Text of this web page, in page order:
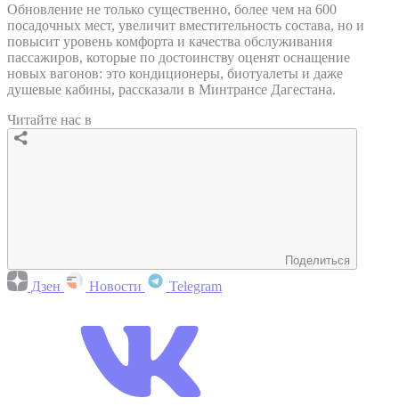
Обновление не только существенно, более чем на 600
посадочных мест, увеличит вместительность состава, но и
повысит уровень комфорта и качества обслуживания
пассажиров, которые по достоинству оценят оснащение
новых вагонов: это кондиционеры, биотуалеты и даже
душевые кабины, рассказали в Минтрансе Дагестана.
Читайте нас в
Поделиться
Дзен Новости Telegram